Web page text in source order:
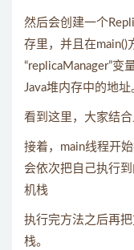
然后会创建一个
存里，并且在main()
“replicaManager”变
Java堆内存中的地址
看到这里，大家结合
接着，main线程开
会依次把自己执行
机栈
执行完方法之后再
栈。